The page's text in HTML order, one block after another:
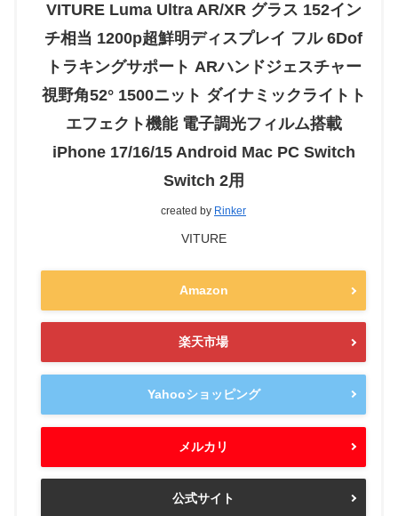
VITURE Luma Ultra AR/XR グラス 152イン
チ相当 1200p超鮮明ディスプレイ フル 6Dof
トラキングサポート ARハンドジェスチャー
視野角52° 1500ニット ダイナミックライトト
エフェクト機能 電子調光フィルム搭載
iPhone 17/16/15 Android Mac PC Switch
Switch 2用
created by Rinker
VITURE
Amazon
楽天市場
Yahooショッピング
メルカリ
公式サイト